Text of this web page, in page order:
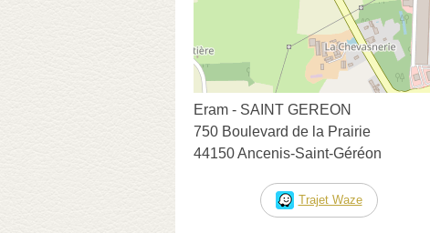
Eram - SAINT GEREON
750 Boulevard de la Prairie
44150 Ancenis-Saint-Géréon
Trajet Waze